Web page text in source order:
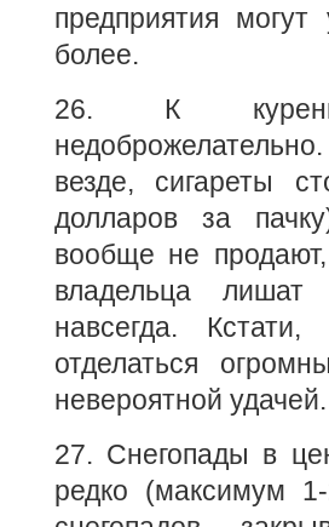
предприятия
более.
26. К
везде, сигареты
долларов за
вообще не
владельца лишат
навсегда.
отделаться
невероятной удачей.
27. Снегопады в
редко (максимум